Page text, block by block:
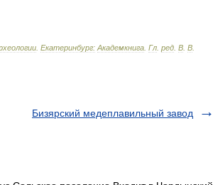
Екатеринбург: Академкнига Гл ред В В
Бизярский медеплавильный завод